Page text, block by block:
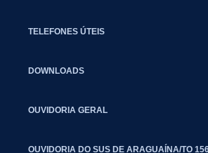
TELEFONES ÚTEIS
DOWNLOADS
OUVIDORIA GERAL
OUVIDORIA DO SUS DE ARAGUAÍNA/TO